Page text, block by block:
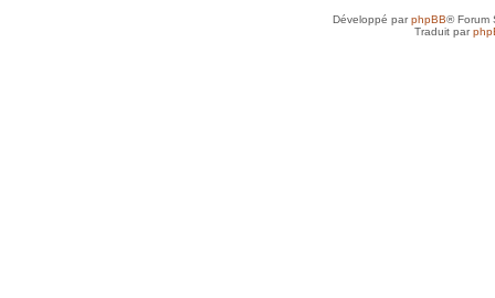
Développé parphpBB® Forum
Traduit par